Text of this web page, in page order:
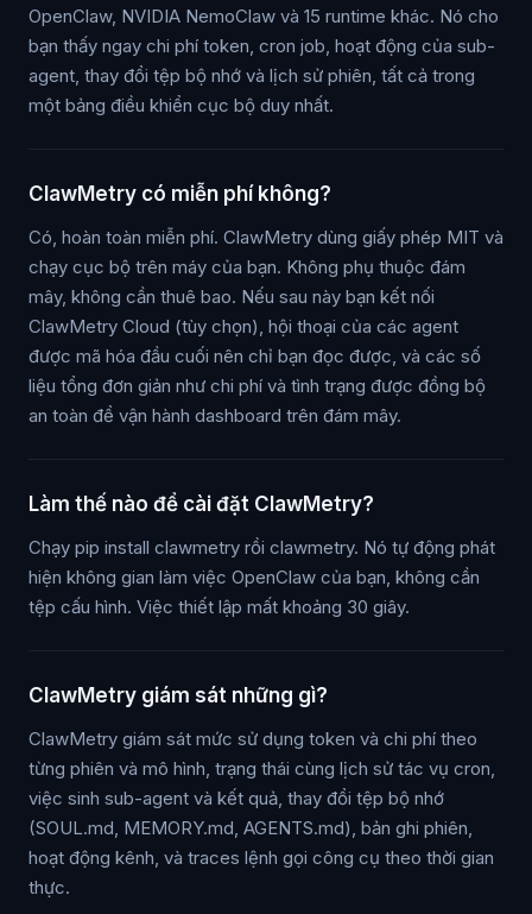
OpenClaw, NVIDIA NemoClaw và 15 runtime khác. Nó cho
bạn thấy ngay chi phí token, cron job, hoạt động của sub-
agent, thay đổi tệp bộ nhớ và lịch sử phiên, tất cả trong
một bảng điều khiển cục bộ duy nhất.
ClawMetry có miễn phí không?
Có, hoàn toàn miễn phí. ClawMetry dùng giấy phép MIT và
chạy cục bộ trên máy của bạn. Không phụ thuộc đám
mây, không cần thuê bao. Nếu sau này bạn kết nối
ClawMetry Cloud (tùy chọn), hội thoại của các agent
được mã hóa đầu cuối nên chỉ bạn đọc được, và các số
liệu tổng đơn giản như chi phí và tình trạng được đồng bộ
an toàn để vận hành dashboard trên đám mây.
Làm thế nào để cài đặt ClawMetry?
Chạy pip install clawmetry rồi clawmetry. Nó tự động phát
hiện không gian làm việc OpenClaw của bạn, không cần
tệp cấu hình. Việc thiết lập mất khoảng 30 giây.
ClawMetry giám sát những gì?
ClawMetry giám sát mức sử dụng token và chi phí theo
từng phiên và mô hình, trạng thái cùng lịch sử tác vụ cron,
việc sinh sub-agent và kết quả, thay đổi tệp bộ nhớ
(SOUL.md, MEMORY.md, AGENTS.md), bản ghi phiên,
hoạt động kênh, và traces lệnh gọi công cụ theo thời gian
thực.